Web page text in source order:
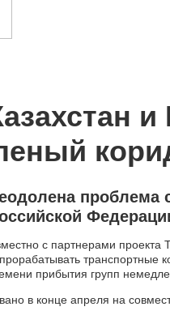
с партнерами
транспортные
прибытия групп
в конце апреля на